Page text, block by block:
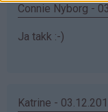
Connie Nyborg -
Ja takk :-)
Katrine -